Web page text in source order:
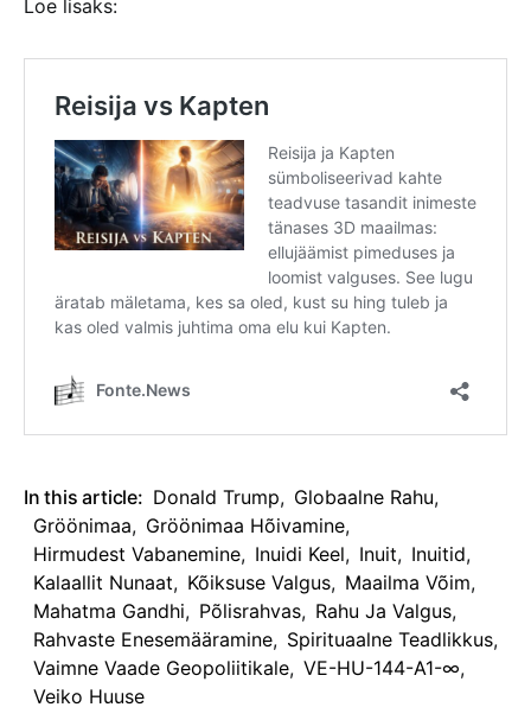
Loe lisaks:
In this article: Donald Trump, Globaalne Rahu,
Gröönimaa, Gröönimaa Hõivamine,
Hirmudest Vabanemine, Inuidi Keel, Inuit, Inuitid,
Kalaallit Nunaat, Kõiksuse Valgus, Maailma Võim,
Mahatma Gandhi, Põlisrahvas, Rahu Ja Valgus,
Rahvaste Enesemääramine, Spirituaalne Teadlikkus,
Vaimne Vaade Geopoliitikale, VE-HU-144-A1-∞,
Veiko Huuse